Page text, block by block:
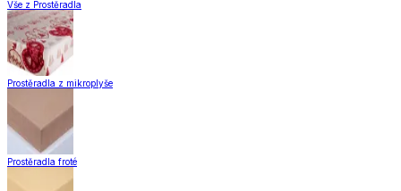
Vše z Prostěradla
Prostěradla z mikroplyše
Prostěradla froté